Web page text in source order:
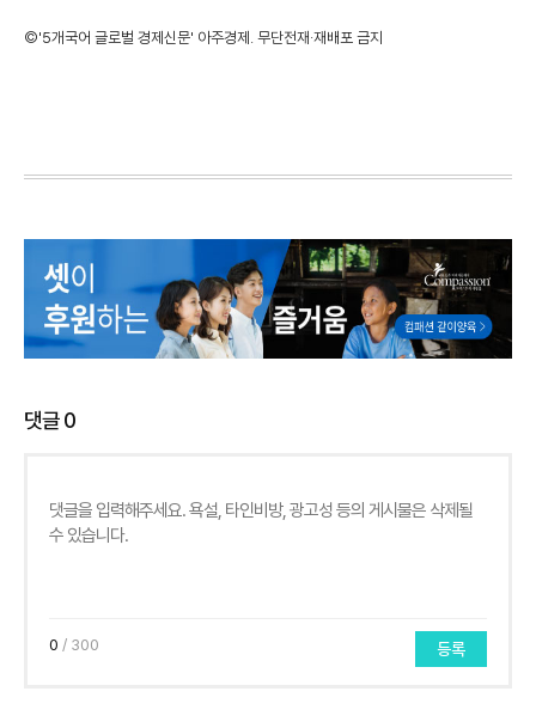
©'5개국어 글로벌 경제신문' 아주경제. 무단전재·재배포 금지
댓글0
0 / 300 등록